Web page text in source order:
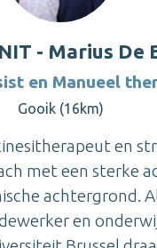
- Marius De
en Manueel
Gooik (16km)
en
met een sterke
achtergrond.
en